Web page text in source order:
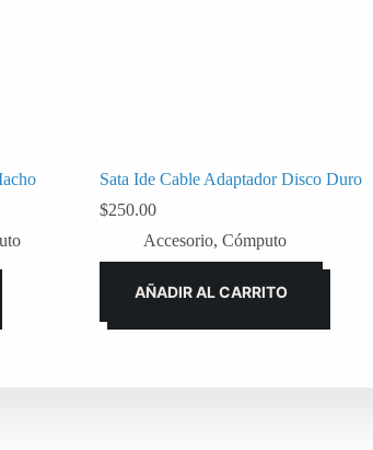
Sata Ide Cable Adaptador Disco Duro
$250.00
Accesorio, Cómputo
AÑADIR AL CARRITO